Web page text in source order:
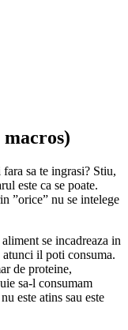
sa te ingrasi? Stiu,
este ca se poate.
”orice” nu se intelege
se incadreaza in
il poti consuma.
de proteine,
sa-l consumam
este atins sau este